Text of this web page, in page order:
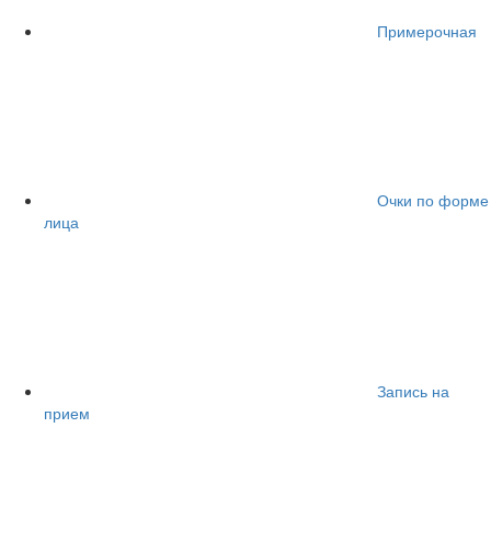
Примерочная
Очки по форме
лица
Запись на
прием